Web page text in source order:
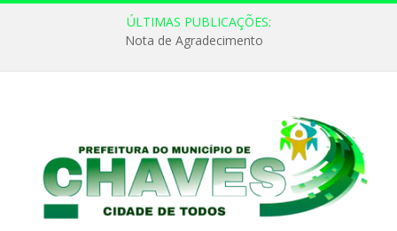
ÚLTIMAS PUBLICAÇÕES:
Nota de Agradecimento